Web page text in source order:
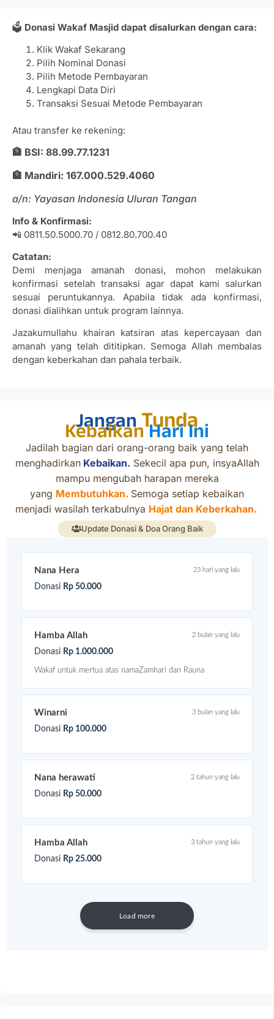
🗳 Donasi Wakaf Masjid dapat disalurkan dengan cara:
Klik Wakaf Sekarang
Pilih Nominal Donasi
Pilih Metode Pembayaran
Lengkapi Data Diri
Transaksi Sesuai Metode Pembayaran
Atau transfer ke rekening:
🏦 BSI: 88.99.77.1231
🏦 Mandiri: 167.000.529.4060
a/n: Yayasan Indonesia Uluran Tangan
Info & Konfirmasi:
📲 0811.50.5000.70 / 0812.80.700.40
Catatan:
Demi menjaga amanah donasi, mohon melakukan
konfirmasi setelah transaksi agar dapat kami salurkan
sesuai peruntukannya. Apabila tidak ada konfirmasi,
donasi dialihkan untuk program lainnya.
Jazakumullahu khairan katsiran atas kepercayaan dan
amanah yang telah dititipkan. Semoga Allah membalas
dengan keberkahan dan pahala terbaik.
Jangan Tunda
KebaikanHari Ini
Jadilah bagian dari orang-orang baik yang telah
menghadirkanKebaikan. Sekecil apa pun, insyaAllah
mampu mengubah harapan mereka
yang Membutuhkan. Semoga setiap kebaikan
menjadi wasilah terkabulnya Hajat dan Keberkahan.
Update Donasi & Doa Orang Baik
Nana Hera 23 hari yang lalu
Donasi Rp 50.000
Hamba Allah 2 bulan yang lalu
Donasi Rp 1.000.000
Wakaf untuk mertua atas namaZamhari dan Rauna
Winarni 3 bulan yang lalu
Donasi Rp 100.000
Nana herawati 2 tahun yang lalu
Donasi Rp 50.000
Hamba Allah 3 tahun yang lalu
Donasi Rp 25.000
Load more